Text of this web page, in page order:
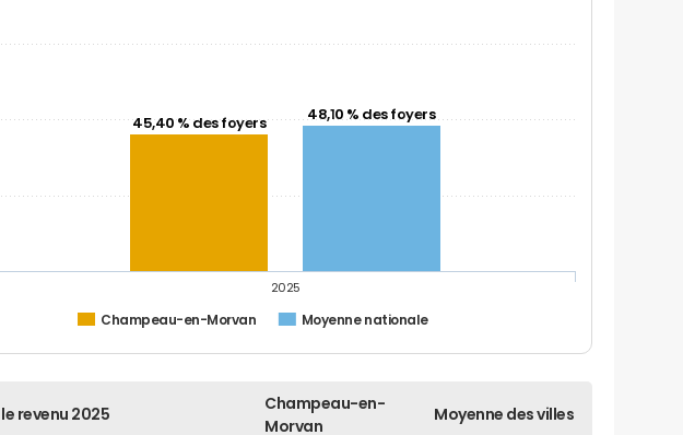
45,40 % des foyers
48,10 % des foyers
Champeau-en-Morvan Moyenne nationale
2025
revenu 2025
Champeau-en-
Morvan
Moyenne des villes